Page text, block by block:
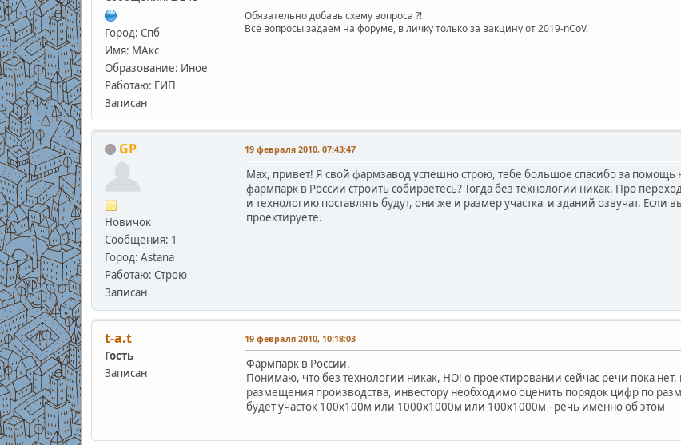
Город: Спб
Имя: МАкс
Образование: Иное
Работаю: ГИП
Записан
Обязательно добавь схему вопроса ?!
Все вопросы задаем на форуме, в личку только за вакцину от 2019-nCoV.
GP
Новичок
Сообщения: 1
Город: Astana
Работаю: Строю
Записан
19 февраля 2010, 07:43:47
Max, привет! Я свой фармзавод успешно строю, тебе большое спасибо за
фармпарк в России строить собираетесь? Тогда без технологии никак. Про
и технологию поставлять будут, они же и размер участка и зданий озвучат.
проектируете.
t-a.t
Гость
Записан
19 февраля 2010, 10:18:03
Фармпарк в России.
Понимаю, что без технологии никак, НО! о проектировании сейчас речи пока
размещения производства, инвестору необходимо оценить порядок цифр по
будет участок 100х100м или 1000х1000м или 100х1000м - речь именно об этом